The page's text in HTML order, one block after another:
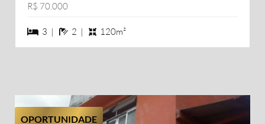
R$ 70.000
3 dormiórios
3 | 2 banheiros
2 | 120m²
OPORTUNIDADE